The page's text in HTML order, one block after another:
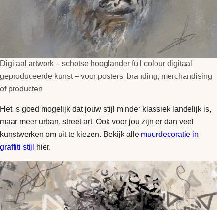
Digitaal artwork – schotse hooglander full colour digitaal
geproduceerde kunst – voor posters, branding, merchandising
of producten
Het is goed mogelijk dat jouw stijl minder klassiek landelijk is,
maar meer urban, street art. Ook voor jou zijn er dan veel
kunstwerken om uit te kiezen. Bekijk alle muurdecoratie in
graffiti stijl
hier.